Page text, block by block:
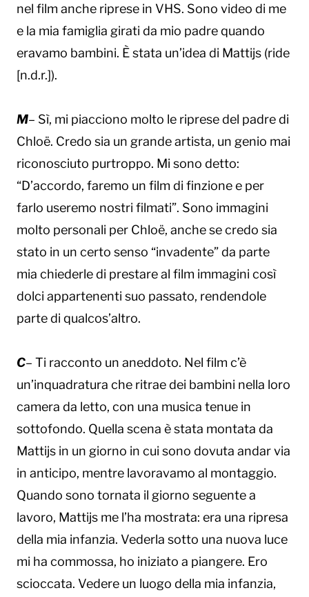
nel film anche riprese in VHS. Sono video di me
e la mia famiglia girati da mio padre quando
eravamo bambini. È stata un’idea di Mattijs (ride
[n.d.r.]).
M– Sì, mi piacciono molto le riprese del padre di
Chloë. Credo sia un grande artista, un genio mai
riconosciuto purtroppo. Mi sono detto:
“D’accordo, faremo un film di finzione e per
farlo useremo nostri filmati”. Sono immagini
molto personali per Chloë, anche se credo sia
stato in un certo senso “invadente” da parte
mia chiederle di prestare al film immagini così
dolci appartenenti suo passato, rendendole
parte di qualcos’altro.
C– Ti racconto un aneddoto. Nel film c’è
un’inquadratura che ritrae dei bambini nella loro
camera da letto, con una musica tenue in
sottofondo. Quella scena è stata montata da
Mattijs in un giorno in cui sono dovuta andar via
in anticipo, mentre lavoravamo al montaggio.
Quando sono tornata il giorno seguente a
lavoro, Mattijs me l’ha mostrata: era una ripresa
della mia infanzia. Vederla sotto una nuova luce
mi ha commossa, ho iniziato a piangere. Ero
scioccata. Vedere un luogo della mia infanzia,